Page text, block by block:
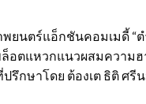
ยนตร์แอ็กชันคอมเมดี้ “
ตแหวกแนวผสมความฮ
รึกษาโดย ต้องเต ธิติ ศรี